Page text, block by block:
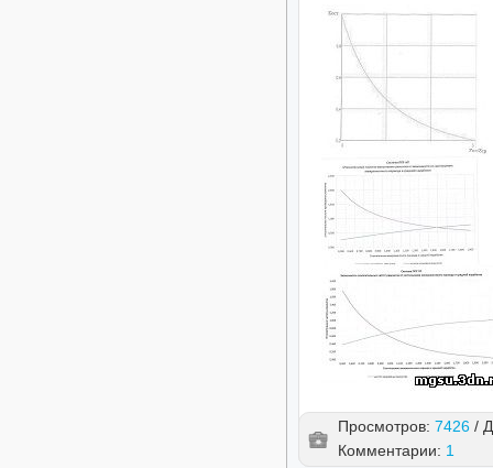
Просмотров: 7426 /
Комментарии: 1